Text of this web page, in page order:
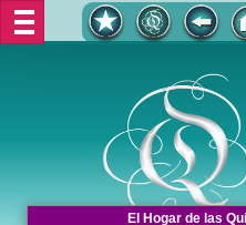
El Hogar de las